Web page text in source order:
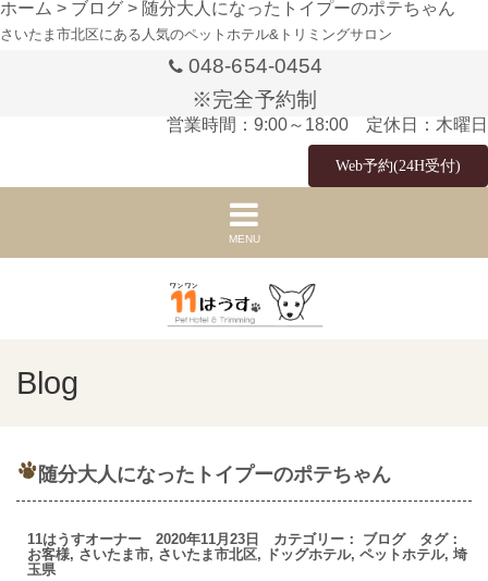
ホーム > ブログ > 随分大人になったトイプーのポテちゃん
さいたま市北区にある人気のペットホテル&トリミングサロン
048-654-0454
※完全予約制
営業時間：9:00～18:00 定休日：木曜日
Web予約(24H受付)
MENU
Blog
随分大人になったトイプーのポテちゃん
11はうすオーナー 2020年11月23日 カテゴリー： ブログタグ：
お客様, さいたま市, さいたま市北区, ドッグホテル, ペットホテル, 埼
玉県